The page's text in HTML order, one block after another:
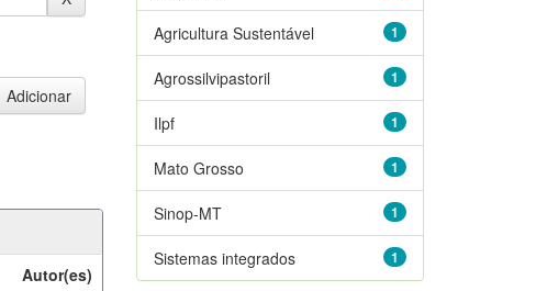
Autor(es)
1
Agricultura Sustentável
1
Agrossilvipastoril
1
Ilpf
1
Mato Grosso
1
Sinop-MT
1
Sistemas integrados